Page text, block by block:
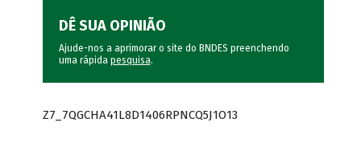
DÊ SUA OPINIÃO
Ajude-nos a aprimorar o site do BNDES preenchendo
uma rápida pesquisa.
Z7_7QGCHA41L8D1406RPNCQ5J1O13